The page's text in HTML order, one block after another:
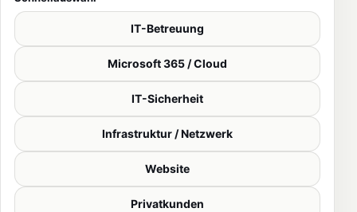
IT-Betreuung
Microsoft 365 / Cloud
IT-Sicherheit
Infrastruktur / Netzwerk
Website
Privatkunden